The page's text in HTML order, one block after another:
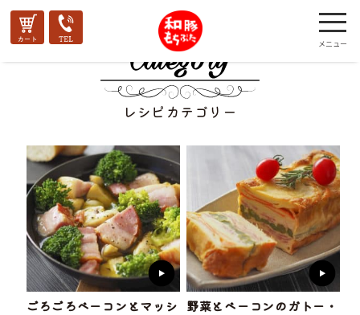
レシピカテゴリー
ごろごろベーコンとマッシ
野菜とベーコンのガトー・